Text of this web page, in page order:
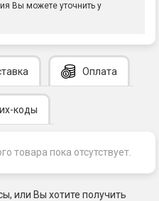
Вы можете уточнить у
Оплата
коды
товара пока отсутствует.
или Вы хотите получить